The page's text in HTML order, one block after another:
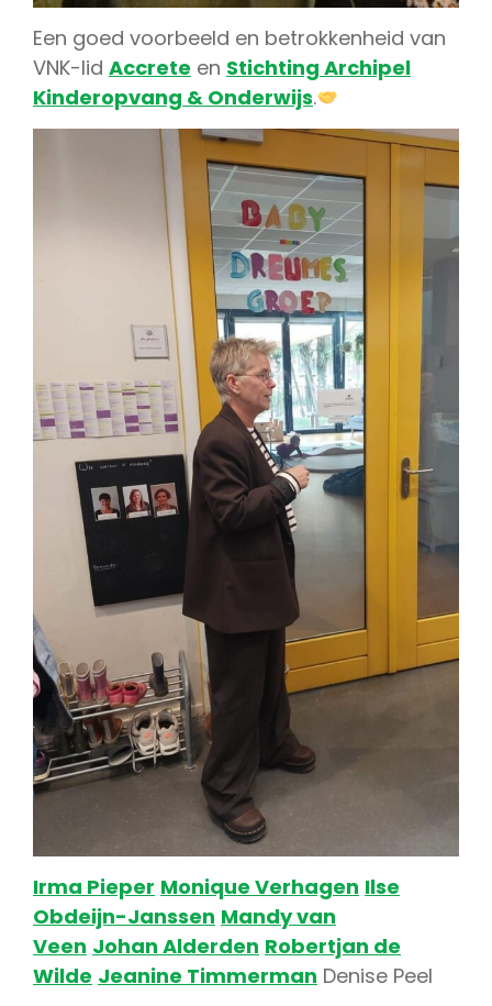
Een goed voorbeeld en betrokkenheid van
VNK-lid Accrete en Stichting Archipel
Kinderopvang & Onderwijs.
Irma Pieper Monique Verhagen Ilse
Obdeijn-Janssen Mandy van
Veen Johan Alderden Robertjan de
Wilde Jeanine Timmerman Denise Peel